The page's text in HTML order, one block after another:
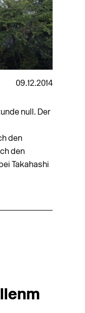
09.12.2014
null. Der
den
den
Takahashi